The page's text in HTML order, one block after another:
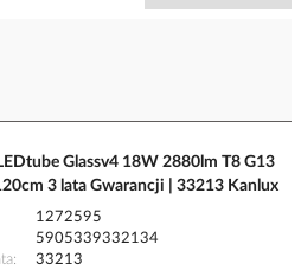
Glassv4 18W 2880lm T8 G13
3 lata Gwarancji | 33213 Kanlux
1272595
5905339332134
33213